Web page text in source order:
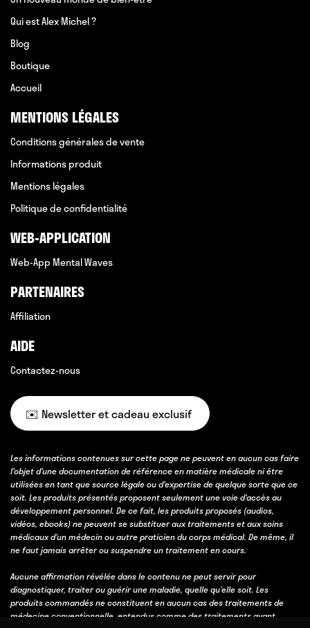
Qui est Alex Michel ?
Blog
Boutique
Accueil
MENTIONS LÉGALES
Conditions générales de vente
Informations produit
Mentions légales
Politique de confidentialité
WEB-APPLICATION
Web-App Mental Waves
PARTENAIRES
Affiliation
AIDE
Contactez-nous
✉️ Newsletter et cadeau exclusif
Les informations contenues sur cette page ne peuvent en aucun cas faire
l’objet d’une documentation de référence en matière médicale ni être
utilisées en tant que source légale ou d’expertise de quelque sorte que ce
soit. Les produits présentés proposent seulement une voie d’accès au
développement personnel. De ce fait, les produits proposés (audios,
vidéos, ebooks) ne peuvent se substituer aux traitements et aux soins
médicaux d’un médecin ou autre praticien du corps médical. De même, il
ne faut jamais arrêter ou suspendre un traitement en cours.
Aucune affirmation révélée dans le contenu ne peut servir pour
diagnostiquer, traiter ou guérir une maladie, quelle qu’elle soit. Les
produits commandés ne constituent en aucun cas des traitements de
médecine conventionnelle, entendus comme des traitements ayant